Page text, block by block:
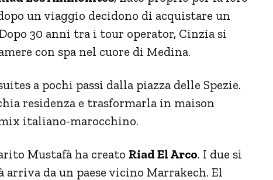
un viaggio decidono di acquistare un
30 anni tra i tour operator, Cinzia si
con spa nel cuore di Medina.
a pochi passi dalla piazza delle Spezie.
residenza e trasformarla in maison
italiano-marocchino.
Mustafà ha creato Riad El Arco. I due si
da un paese vicino Marrakech. El